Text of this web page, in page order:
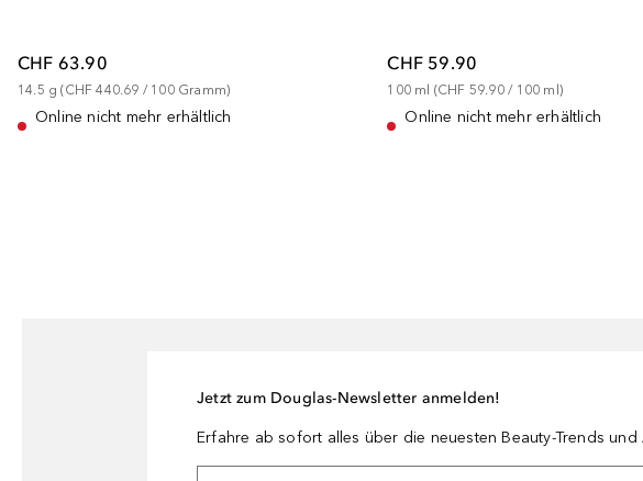
CHF 63.90
14.5 g (CHF 440.69 / 100 Gramm)
Online nicht mehr erhältlich
CHF 59.90
100 ml (CHF 59.90 / 100 ml )
Online nicht mehr erhältlich
Jetzt zum Douglas-Newsletter anmelden!
Erfahre ab sofort alles über die neuesten Beauty-Trends und